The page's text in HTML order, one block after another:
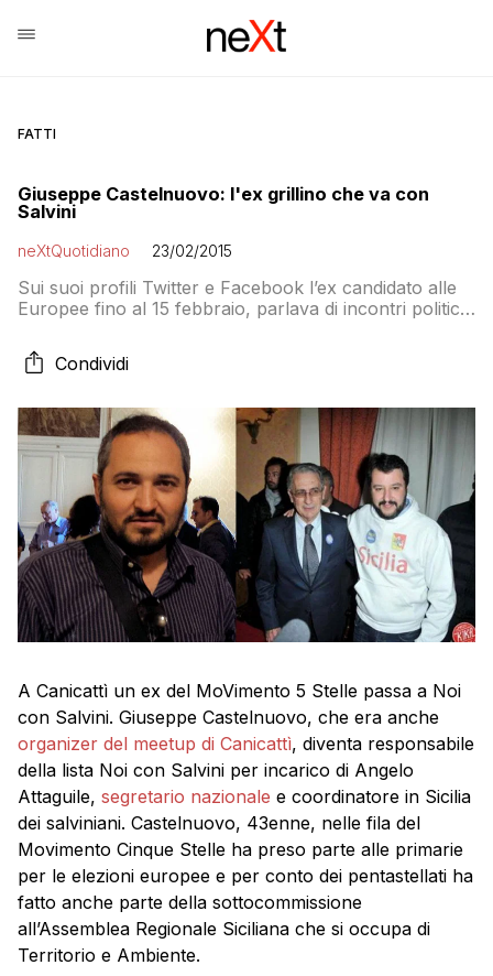
FATTI
Giuseppe Castelnuovo: l'ex grillino che va con
Salvini
neXtQuotidiano 23/02/2015
Sui suoi profili Twitter e Facebook l’ex candidato alle
Europee fino al 15 febbraio, parlava di incontri politici
giorni dopo passa alla Lega
Condividi
A Canicattì un ex del MoVimento 5 Stelle passa a Noi
con Salvini. Giuseppe Castelnuovo, che era anche
organizer del meetup di Canicattì, diventa responsabile
della lista Noi con Salvini per incarico di Angelo
Attaguile, segretario nazionale e coordinatore in Sicilia
dei salviniani. Castelnuovo, 43enne, nelle fila del
Movimento Cinque Stelle ha preso parte alle primarie
per le elezioni europee e per conto dei pentastellati ha
fatto anche parte della sottocommissione
all’Assemblea Regionale Siciliana che si occupa di
Territorio e Ambiente.